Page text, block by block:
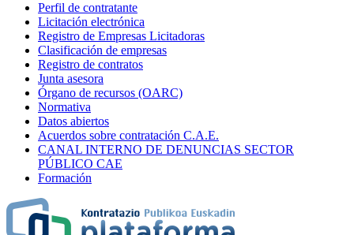
Perfil de contratante
Licitación electrónica
Registro de Empresas Licitadoras
Clasificación de empresas
Registro de contratos
Junta asesora
Órgano de recursos (OARC)
Normativa
Datos abiertos
Acuerdos sobre contratación C.A.E.
CANAL INTERNO DE DENUNCIAS SECTOR
PÚBLICO CAE
Formación